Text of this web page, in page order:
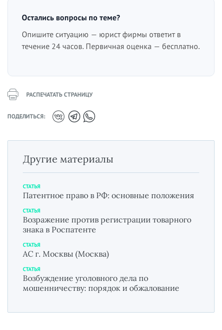
Остались вопросы по теме?
Опишите ситуацию — юрист фирмы ответит в
течение 24 часов. Первичная оценка — бесплатно.
РАСПЕЧАТАТЬ СТРАНИЦУ
ПОДЕЛИТЬСЯ:
Другие материалы
СТАТЬЯ
Патентное право в РФ: основные положения
СТАТЬЯ
Возражение против регистрации товарного
знака в Роспатенте
СТАТЬЯ
АС г. Москвы (Москва)
СТАТЬЯ
Возбуждение уголовного дела по
мошенничеству: порядок и обжалование